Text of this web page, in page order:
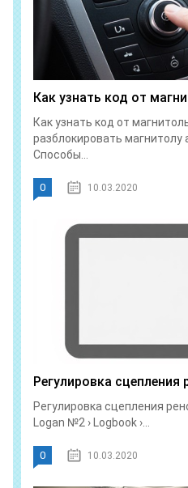
Как узнать код от
Как узнать код от
разблокировать магнитолу
Способы...
0 10.03.2020
Регулировка сцепления
Регулировка сцепления
Logan №2 › Logbook ›...
0 10.03.2020